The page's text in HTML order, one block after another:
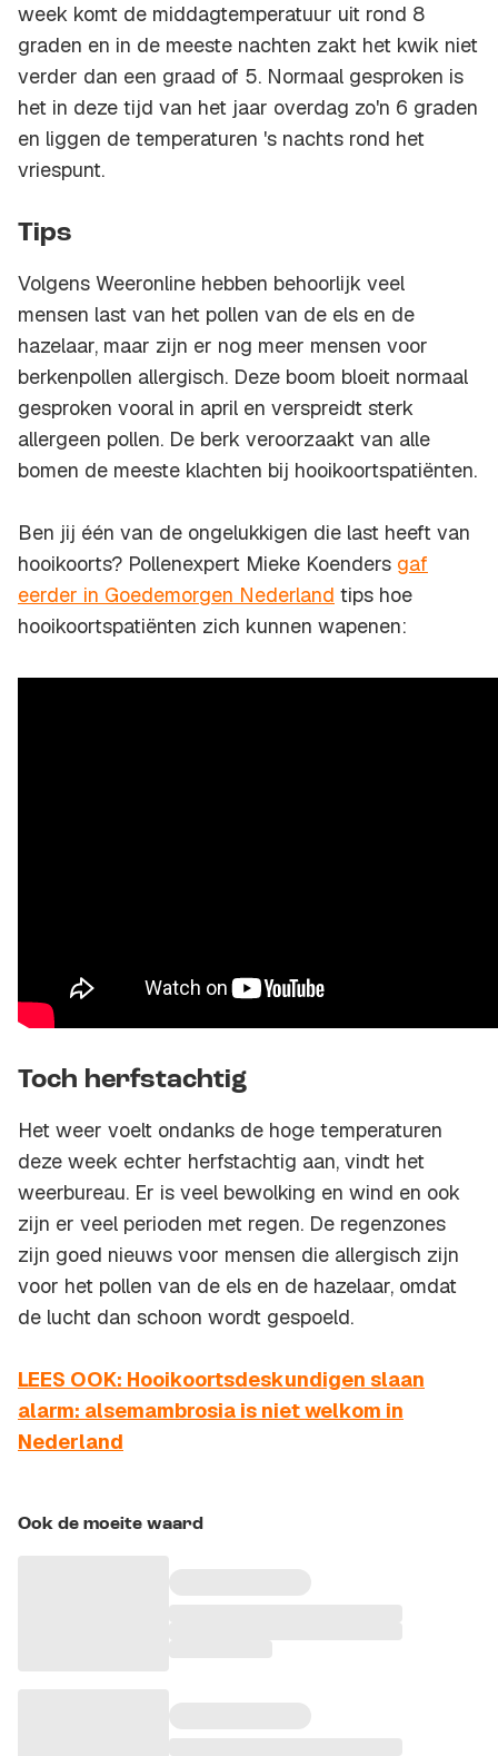
week komt de middagtemperatuur uit rond 8
graden en in de meeste nachten zakt het kwik niet
verder dan een graad of 5. Normaal gesproken is
het in deze tijd van het jaar overdag zo'n 6 graden
en liggen de temperaturen 's nachts rond het
vriespunt.
Tips
Volgens Weeronline hebben behoorlijk veel
mensen last van het pollen van de els en de
hazelaar, maar zijn er nog meer mensen voor
berkenpollen allergisch. Deze boom bloeit normaal
gesproken vooral in april en verspreidt sterk
allergeen pollen. De berk veroorzaakt van alle
bomen de meeste klachten bij hooikoortspatiënten.
Ben jij één van de ongelukkigen die last heeft van
hooikoorts? Pollenexpert Mieke Koenders gaf
eerder in Goedemorgen Nederland tips hoe
hooikoortspatiënten zich kunnen wapenen:
Toch herfstachtig
Het weer voelt ondanks de hoge temperaturen
deze week echter herfstachtig aan, vindt het
weerbureau. Er is veel bewolking en wind en ook
zijn er veel perioden met regen. De regenzones
zijn goed nieuws voor mensen die allergisch zijn
voor het pollen van de els en de hazelaar, omdat
de lucht dan schoon wordt gespoeld.
LEES OOK: Hooikoortsdeskundigen slaan
alarm: alsemambrosia is niet welkom in
Nederland
Ook de moeite waard